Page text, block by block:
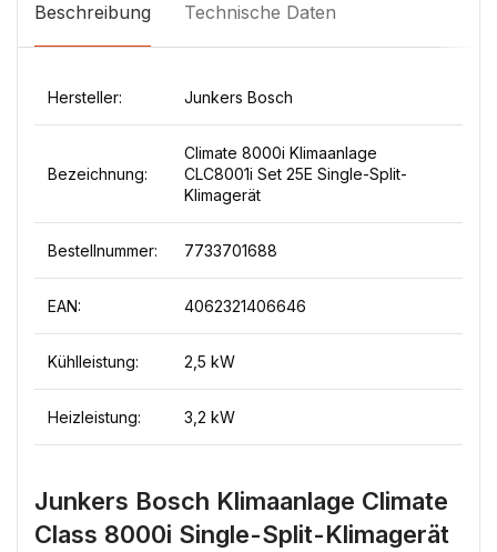
Beschreibung Technische Daten
Hersteller: Junkers Bosch
Bezeichnung:
Climate 8000i Klimaanlage
CLC8001i Set 25E Single-Split-
Klimagerät
Bestellnummer: 7733701688
EAN: 4062321406646
Kühlleistung: 2,5 kW
Heizleistung: 3,2 kW
Junkers Bosch Klimaanlage Climate
Class 8000i Single-Split-Klimagerät